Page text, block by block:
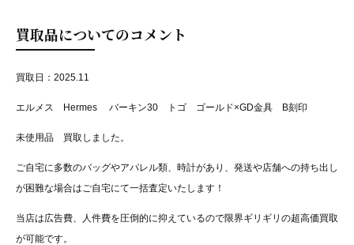
買取品についてのコメント
買取日：2025.11
エルメス Hermes バーキン30 トゴ ゴールド×GD金具 B刻印
未使用品 買取しました。
ご自宅に多数のバッグやアパレル類、時計があり、発送や店舗への持ち出し
が困難な場合はご自宅にて一括査定いたします！
当店は広告費、人件費を圧倒的に抑えているので限界ギリギリの超高価買取
が可能です。